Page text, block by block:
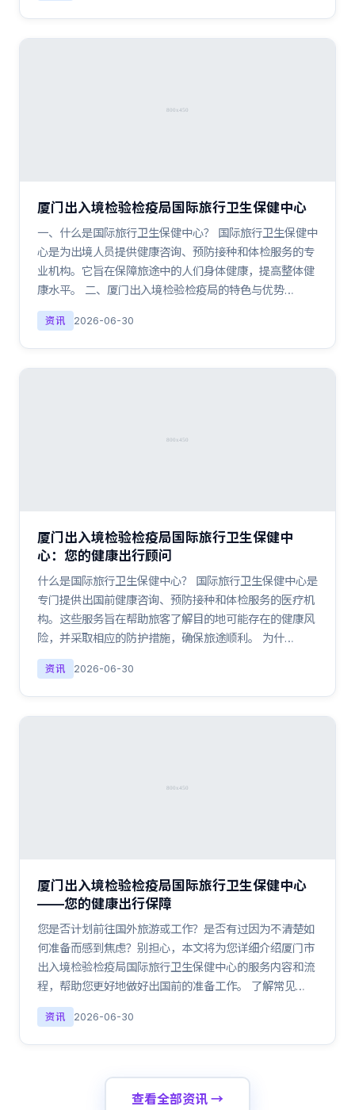
厦门出入境检验检疫局国际旅行卫生保健中心
一、什么是国际旅行卫生保健中心？ 国际旅行卫生保健中
心是为出境人员提供健康咨询、预防接种和体检服务的专
业机构。它旨在保障旅途中的人们身体健康，提高整体健
康水平。 二、厦门出入境检验检疫局的特色与优势…
资讯 2026-06-30
厦门出入境检验检疫局国际旅行卫生保健中
心：您的健康出行顾问
什么是国际旅行卫生保健中心？ 国际旅行卫生保健中心是
专门提供出国前健康咨询、预防接种和体检服务的医疗机
构。这些服务旨在帮助旅客了解目的地可能存在的健康风
险，并采取相应的防护措施，确保旅途顺利。 为什…
资讯 2026-06-30
厦门出入境检验检疫局国际旅行卫生保健中心
——您的健康出行保障
您是否计划前往国外旅游或工作？是否有过因为不清楚如
何准备而感到焦虑？别担心，本文将为您详细介绍厦门市
出入境检验检疫局国际旅行卫生保健中心的服务内容和流
程，帮助您更好地做好出国前的准备工作。 了解常见…
资讯 2026-06-30
查看全部资讯 →